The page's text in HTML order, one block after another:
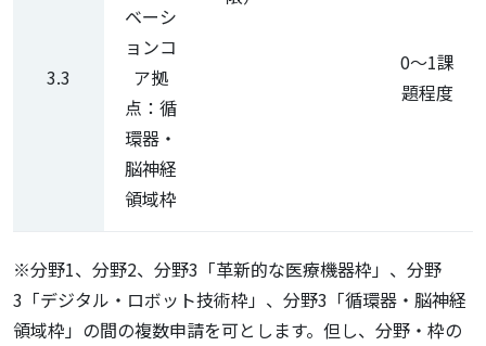
3.3
ベーシ
ョンコ
ア拠
点：循
環器・
脳神経
領域枠
0～1課
題程度
※分野1、分野2、分野3「革新的な医療機器枠」、分野
3「デジタル・ロボット技術枠」、分野3「循環器・脳神経
領域枠」の間の複数申請を可とします。但し、分野・枠の